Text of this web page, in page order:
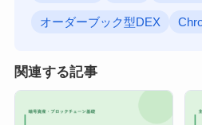
オーダーブック型DEX
関連する記事